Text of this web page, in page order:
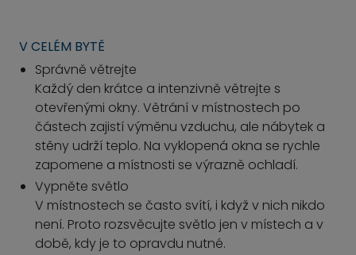
V CELÉM BYTĚ
Správně větrejte
Každý den krátce a intenzivně větrejte s
otevřenými okny. Větrání v místnostech po
částech zajistí výměnu vzduchu, ale nábytek a
stěny udrží teplo. Na vyklopená okna se rychle
zapomene a místnosti se výrazně ochladí.
Vypněte světlo
V místnostech se často svítí, i když v nich nikdo
není. Proto rozsvěcujte světlo jen v místech a v
době, kdy je to opravdu nutné.